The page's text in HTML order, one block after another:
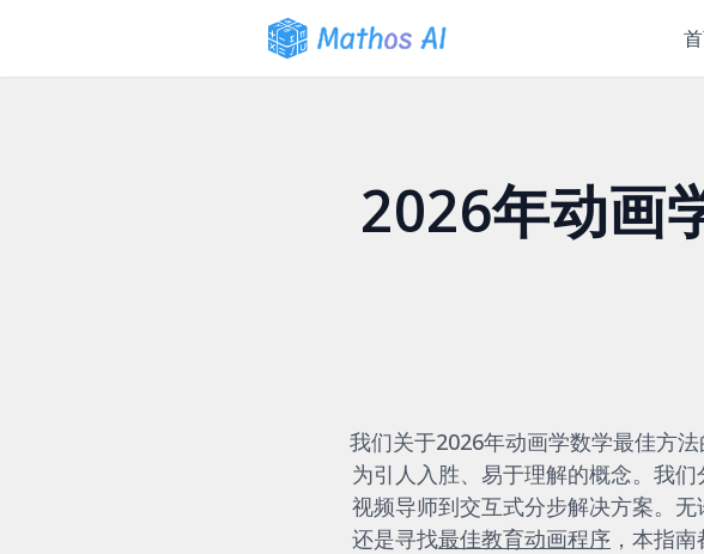
2026年动画
我们关于2026年动画学数学最佳方
为引人入胜、易于理解的概念。我
视频导师到交互式分步解决方案。无
还是寻找最佳教育动画程序 ，本指